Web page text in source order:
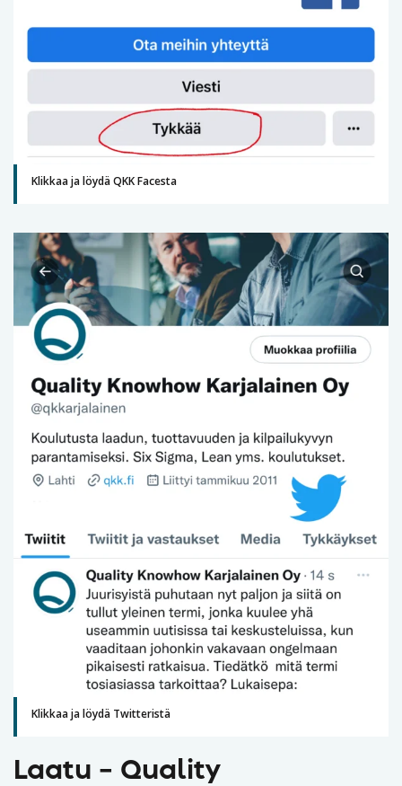
Klikkaa ja löydä QKK Facesta
Klikkaa ja löydä Twitteristä
Laatu – Quality